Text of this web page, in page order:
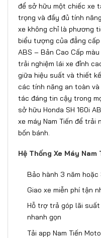
để sở hữu một chiếc xe
trọng và đầy đủ tính
xe không chỉ là phương
biểu tượng của đẳng cấp
ABS – Bản Cao Cấp
trải nghiệm lái xe đỉnh
giữa hiệu suất và thiết
các tính năng an toàn
tác đáng tin cậy trong
sở hữu Honda SH 160i
xe máy Nam Tiến để trải
bốn bánh.
Hệ Thống Xe Máy Nam
Bảo hành 3 năm hoặc
Giao xe miễn phí tận
Hỗ trợ trả góp lãi
nhanh gọn
Tải app Nam Tiến